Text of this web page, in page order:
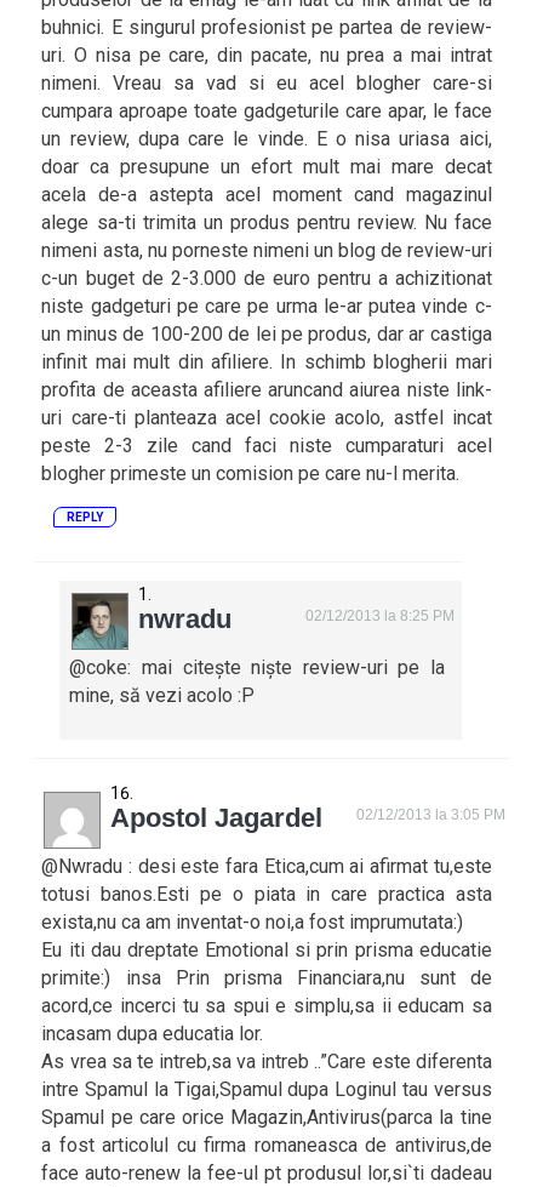
buhnici. E singurul profesionist pe partea de review-
uri. O nisa pe care, din pacate, nu prea a mai intrat
nimeni. Vreau sa vad si eu acel blogher care-si
cumpara aproape toate gadgeturile care apar, le face
un review, dupa care le vinde. E o nisa uriasa aici,
doar ca presupune un efort mult mai mare decat
acela de-a astepta acel moment cand magazinul
alege sa-ti trimita un produs pentru review. Nu face
nimeni asta, nu porneste nimeni un blog de review-uri
c-un buget de 2-3.000 de euro pentru a achizitionat
niste gadgeturi pe care pe urma le-ar putea vinde c-
un minus de 100-200 de lei pe produs, dar ar castiga
infinit mai mult din afiliere. In schimb blogherii mari
profita de aceasta afiliere aruncand aiurea niste link-
uri care-ti planteaza acel cookie acolo, astfel incat
peste 2-3 zile cand faci niste cumparaturi acel
blogher primeste un comision pe care nu-l merita.
REPLY
nwradu 02/12/2013 la 8:25 PM
@coke: mai citește niște review-uri pe la
mine, să vezi acolo :P
Apostol Jagardel 02/12/2013 la 3:05 PM
@Nwradu : desi este fara Etica,cum ai afirmat tu,este
totusi banos.Esti pe o piata in care practica asta
exista,nu ca am inventat-o noi,a fost imprumutata:)
Eu iti dau dreptate Emotional si prin prisma educatie
primite:) insa Prin prisma Financiara,nu sunt de
acord,ce incerci tu sa spui e simplu,sa ii educam sa
incasam dupa educatia lor.
As vrea sa te intreb,sa va intreb ..”Care este diferenta
intre Spamul la Tigai,Spamul dupa Loginul tau versus
Spamul pe care orice Magazin,Antivirus(parca la tine
a fost articolul cu firma romaneasca de antivirus,de
face auto-renew la fee-ul pt produsul lor,si`ti dadeau